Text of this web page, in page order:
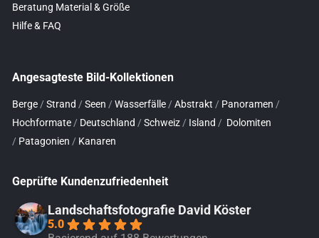
Beratung Material & Größe
Hilfe & FAQ
Angesagteste Bild-Kollektionen
Berge / Strand / Seen / Wasserfälle / Abstrakt / Panoramen /
Hochformate / Deutschland / Schweiz / Island / Dolomiten
/ Patagonien / Kanaren
Geprüfte Kundenzufriedenheit
Landschaftsfotografie David Köster
5.0